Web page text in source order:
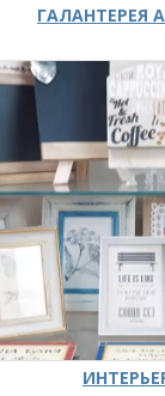
ГАЛАНТЕРЕЯ